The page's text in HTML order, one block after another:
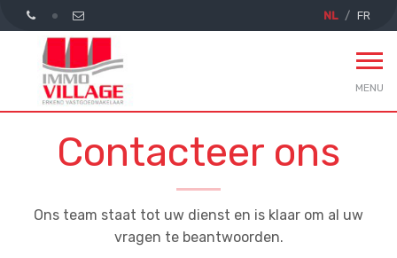
NL FR
MENU
Contacteer ons
Ons team staat tot uw dienst en is klaar om al uw
vragen te beantwoorden.